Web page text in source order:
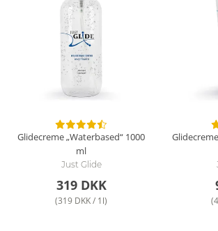
Glidecreme „Waterbased“ 1000
ml
Just Glide
319 DKK
(319 DKK / 1l)